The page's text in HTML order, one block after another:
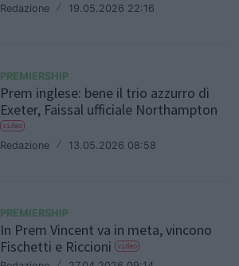
Redazione / 19.05.2026 22:16
PREMIERSHIP
Prem inglese: bene il trio azzurro di
Exeter, Faissal ufficiale Northampton
video
Redazione / 13.05.2026 08:58
PREMIERSHIP
In Prem Vincent va in meta, vincono
Fischetti e Riccioni video